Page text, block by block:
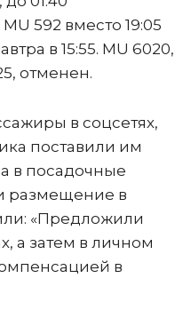
592 вместо 19:05
в 15:55. MU 6020,
отменен.
в соцсетях,
поставили им
в посадочные
размещение в
«Предложили
а затем в личном
в